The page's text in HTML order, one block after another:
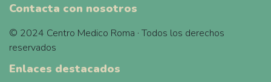
Contacta con nosotros
© 2024 Centro Medico Roma · Todos los derechos
reservados
Enlaces destacados